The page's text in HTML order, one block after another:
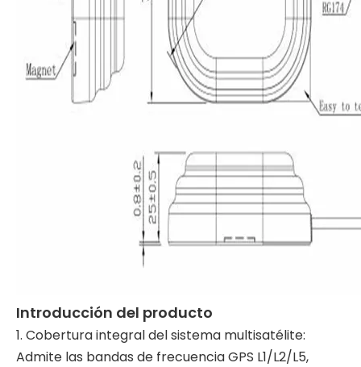
Introducción del producto
1. Cobertura integral del sistema multisatélite:
Admite las bandas de frecuencia GPS L1/L2/L5,